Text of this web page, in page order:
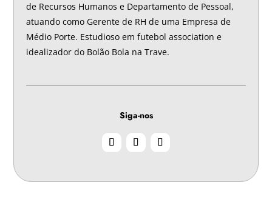
de Recursos Humanos e Departamento de Pessoal,
atuando como Gerente de RH de uma Empresa de
Médio Porte. Estudioso em futebol association e
idealizador do Bolão Bola na Trave.
Siga-nos